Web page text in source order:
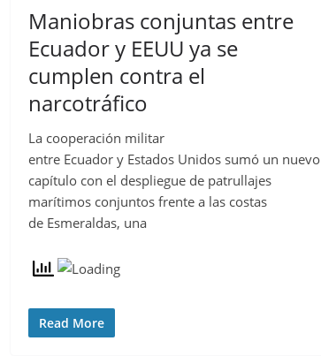
Maniobras conjuntas entre
Ecuador y EEUU ya se
cumplen contra el
narcotráfico
La cooperación militar
entre Ecuador y Estados Unidos sumó un nuevo
capítulo con el despliegue de patrullajes
marítimos conjuntos frente a las costas
de Esmeraldas, una
Read More